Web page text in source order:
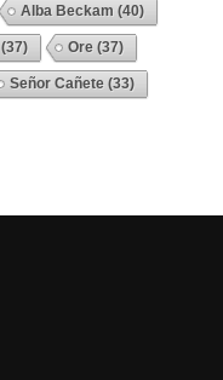
Alba Beckam (40)
(37) Ore (37)
Señor Cañete (33)